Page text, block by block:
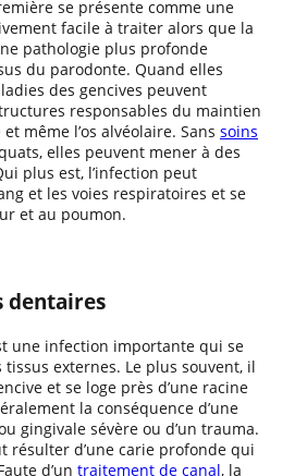
se présente comme une
facile à traiter alors que la
pathologie plus profonde
du parodonte. Quand elles
des gencives peuvent
responsables du maintien
même l’os alvéolaire. Sans soins
elles peuvent mener à des
plus est, l’infection peut
et les voies respiratoires et se
et au poumon.
dentaires
une infection importante qui se
tissus externes. Le plus souvent, il
et se loge près d’une racine
la conséquence d’une
gingivale sévère ou d’un trauma.
résulter d’une carie profonde qui
d’un traitement de canal, la